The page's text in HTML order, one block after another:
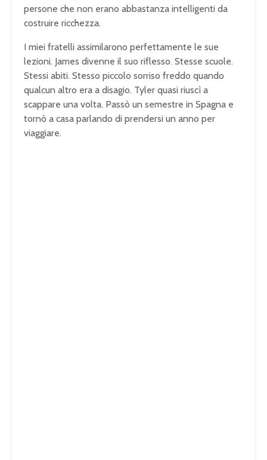
persone che non erano abbastanza intelligenti da
costruire ricchezza.
I miei fratelli assimilarono perfettamente le sue
lezioni. James divenne il suo riflesso. Stesse scuole.
Stessi abiti. Stesso piccolo sorriso freddo quando
qualcun altro era a disagio. Tyler quasi riuscì a
scappare una volta. Passò un semestre in Spagna e
tornò a casa parlando di prendersi un anno per
viaggiare.